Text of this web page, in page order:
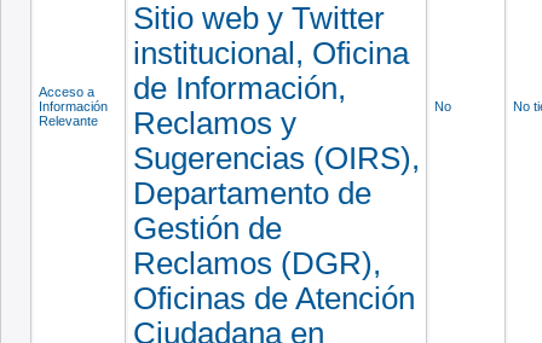
Acceso a
Información
Relevante
Sitio web y Twitter
institucional, Oficina
de Información,
Reclamos y
Sugerencias (OIRS),
Departamento de
Gestión de
Reclamos (DGR),
Oficinas de Atención
Ciudadana en
No No